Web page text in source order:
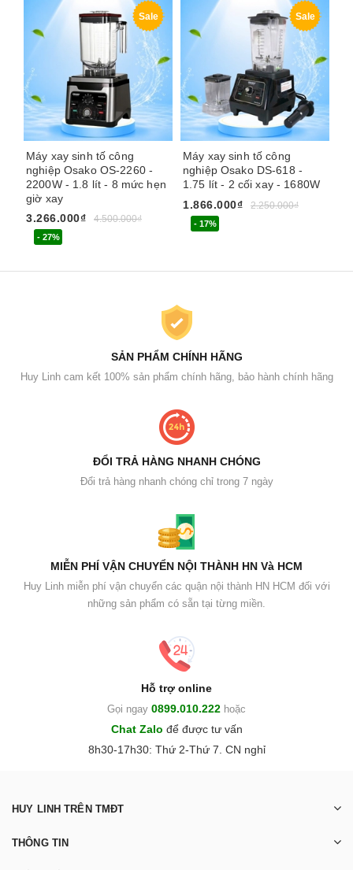
Sale
Máy xay sinh tố công
nghiệp Osako OS-2260 -
2200W - 1.8 lít - 8 mức hẹn
giờ xay
3.266.000₫
4.500.000₫
- 27%
Sale
Máy xay sinh tố công
nghiệp Osako DS-618 -
1.75 lít - 2 cối xay - 1680W
1.866.000₫
2.250.000₫
- 17%
SẢN PHẨM CHÍNH HÃNG
Huy Linh cam kết 100% sản phẩm chính hãng, bảo hành chính hãng
ĐỔI TRẢ HÀNG NHANH CHÓNG
Đổi trả hàng nhanh chóng chỉ trong 7 ngày
MIỄN PHÍ VẬN CHUYỂN NỘI THÀNH HN Và HCM
Huy Linh miễn phí vận chuyển các quận nội thành HN HCM đối với
những sản phẩm có sẵn tại từng miền.
Hỗ trợ online
Gọi ngay 0899.010.222 hoặc
Chat Zalo để được tư vấn
8h30-17h30: Thứ 2-Thứ 7. CN nghỉ
HUY LINH TRÊN TMĐT
THÔNG TIN